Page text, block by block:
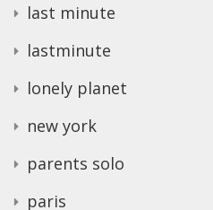
last minute
lastminute
lonely planet
new york
parents solo
paris